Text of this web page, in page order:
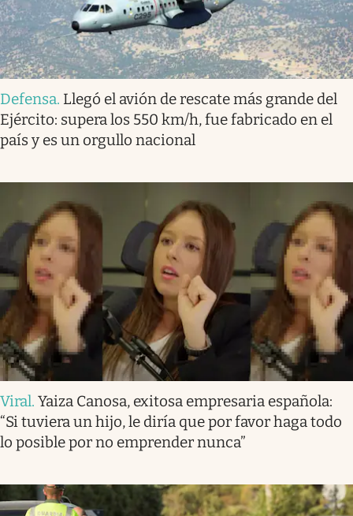
Defensa. Llegó el avión de rescate más grande del
Ejército: supera los 550 km/h, fue fabricado en el
país y es un orgullo nacional
Viral. Yaiza Canosa, exitosa empresaria española:
“Si tuviera un hijo, le diría que por favor haga todo
lo posible por no emprender nunca”